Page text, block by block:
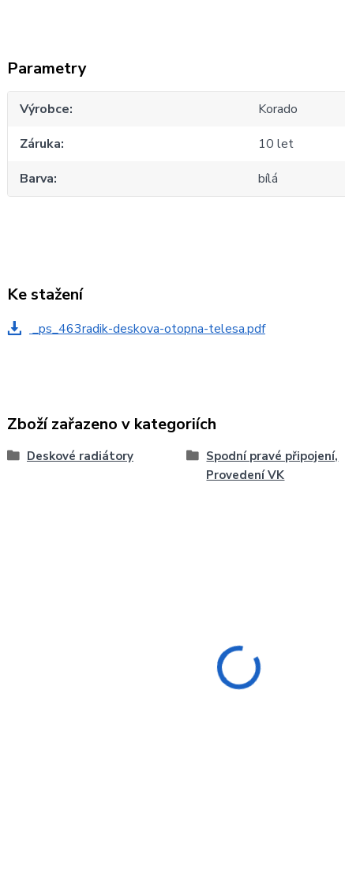
Parametry
Výrobce
Korado
Záruka
10 let
Barva
bílá
Ke stažení
_ps_463radik-deskova-otopna-telesa.pdf
Zboží zařazeno v kategoriích
Deskové radiátory
Spodní pravé připojení,
Provedení VK